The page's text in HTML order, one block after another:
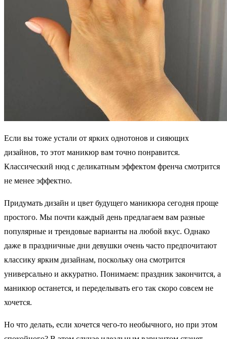
Если вы тоже устали от ярких однотонов и сияющих
дизайнов, то этот маникюр вам точно понравится.
Классический нюд с деликатным эффектом френча смотрится
не менее эффектно.
Придумать дизайн и цвет будущего маникюра сегодня проще
простого. Мы почти каждый день предлагаем вам разные
популярные и трендовые варианты на любой вкус. Однако
даже в праздничные дни девушки очень часто предпочитают
классику ярким дизайнам, поскольку она смотрится
универсально и аккуратно. Понимаем: праздник закончится, а
маникюр останется, и переделывать его так скоро совсем не
хочется.
Но что делать, если хочется чего-то необычного, но при этом